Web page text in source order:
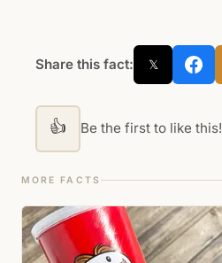
Share this fact: 𝕏
👍 Be the first to like this!
MORE FACTS